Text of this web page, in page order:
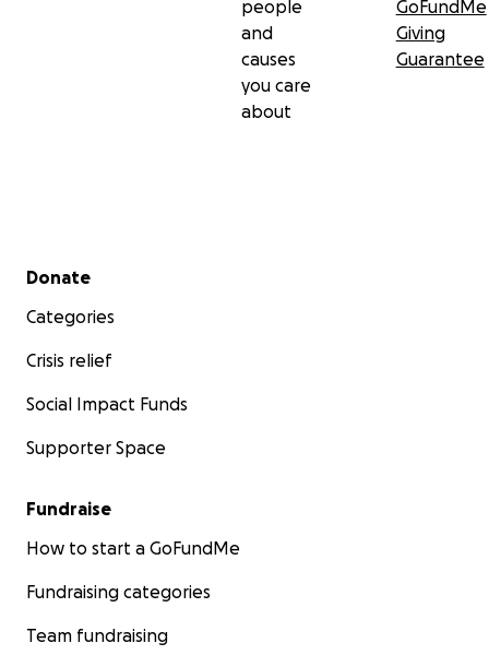
people
and
causes
you care
about
GoFundMe
Giving
Guarantee
Secondary menu
Donate
Categories
Crisis relief
Social Impact Funds
Supporter Space
Fundraise
How to start a GoFundMe
Fundraising categories
Team fundraising